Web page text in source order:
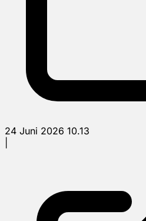
24 Juni 2026 10.13